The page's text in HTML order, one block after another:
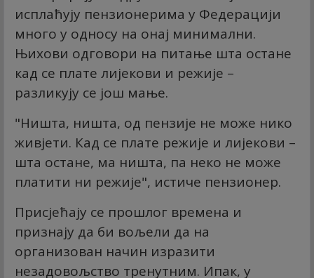
исплаћују пензионерима у Федерацији
много у односу на онај минимални.
Њихови одговори на питање шта остане
кад се плате лијекови и режије –
разликују се још мање.
"Ништа, ништа, од пензије не може нико
живјети. Кад се плате режије и лијекови –
шта остане, ма ништа, па неко не може
платити ни режије", истиче пензионер.
Присјећају се прошлог времена и
признају да би вољели да на
организован начин изразити
незадовољство тренутним. Ипак, у